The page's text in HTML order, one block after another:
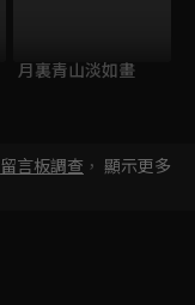
月裏青山淡如畫
留言板調查 ， 顯示更多